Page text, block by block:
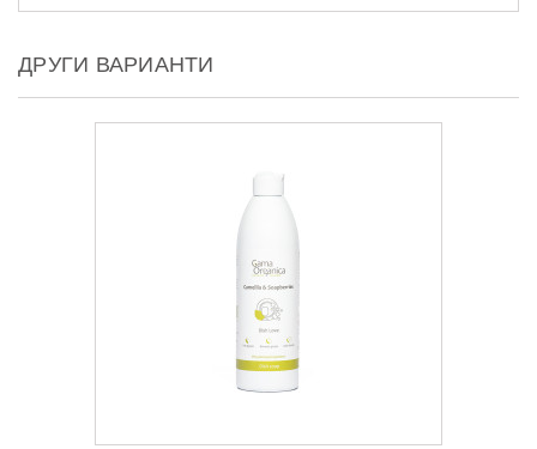
ДРУГИ ВАРИАНТИ